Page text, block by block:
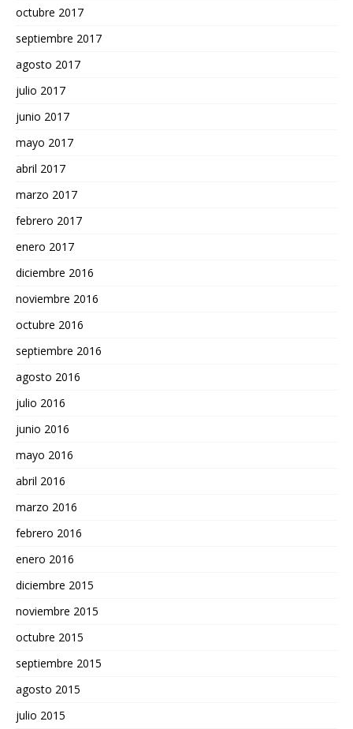
octubre 2017
septiembre 2017
agosto 2017
julio 2017
junio 2017
mayo 2017
abril 2017
marzo 2017
febrero 2017
enero 2017
diciembre 2016
noviembre 2016
octubre 2016
septiembre 2016
agosto 2016
julio 2016
junio 2016
mayo 2016
abril 2016
marzo 2016
febrero 2016
enero 2016
diciembre 2015
noviembre 2015
octubre 2015
septiembre 2015
agosto 2015
julio 2015